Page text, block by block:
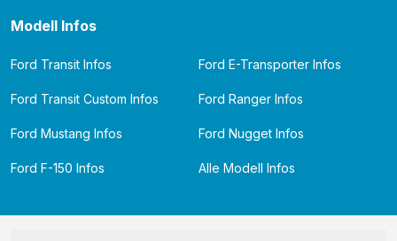
Modell Infos
Ford Transit Infos Ford E-Transporter Infos
Ford Transit Custom Infos Ford Ranger Infos
Ford Mustang Infos Ford Nugget Infos
Ford F-150 Infos Alle Modell Infos